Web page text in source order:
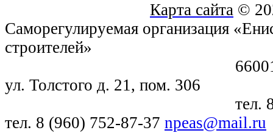
Карта сайта ©
Саморегулируемая организация
строителей»
660018, г.
ул. Толстого д. 21, пом. 306
тел. 8 (391)
тел. 8 (960) 752-87-37 npeas@mail.ru